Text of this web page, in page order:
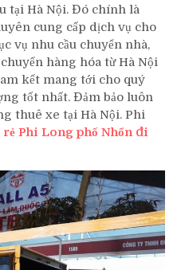
tại Hà Nội. Đó chính là
cung cấp dịch vụ cho
vụ nhu cầu chuyển nhà,
hàng hóa từ Hà Nội
kết mang tới cho quý
tốt nhất. Đảm bảo luôn
thuê xe tại Hà Nội. Phi
Phi Long phố Nhổn đi